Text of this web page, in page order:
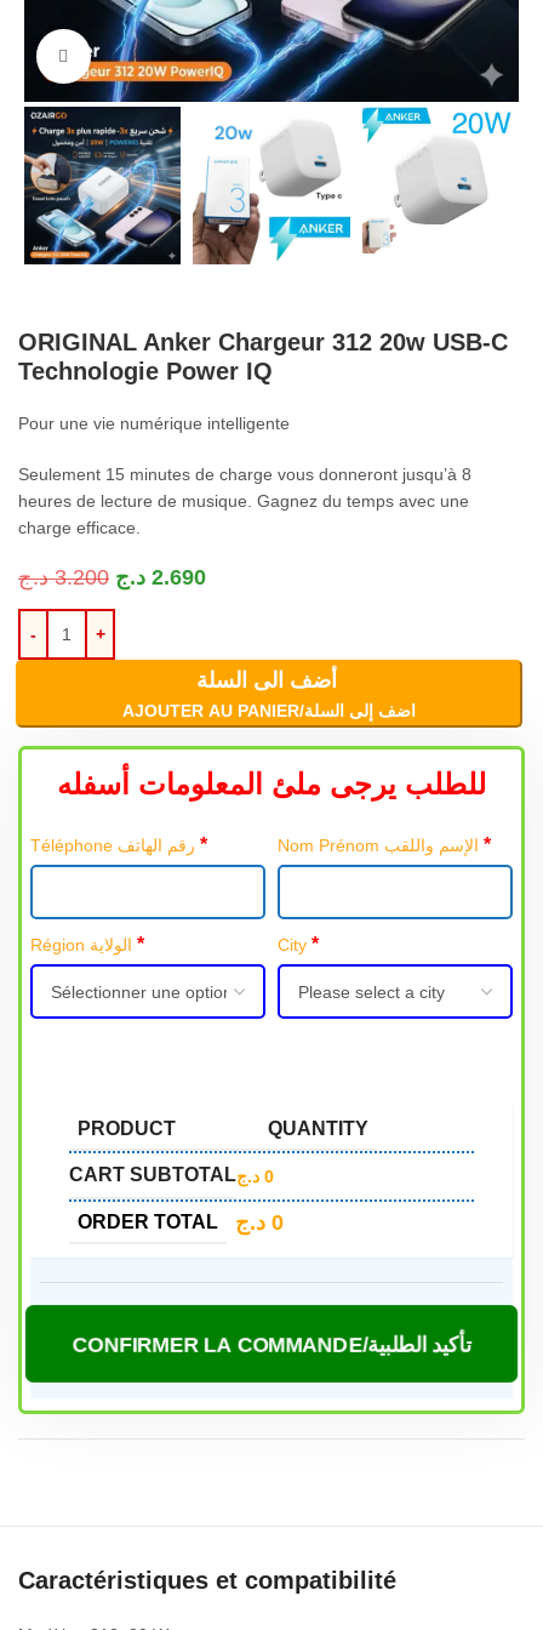
Cliquez pour agrandir
ORIGINAL Anker Chargeur 312 20w USB-C
Technologie Power IQ
Pour une vie numérique intelligente
Seulement 15 minutes de charge vous donneront jusqu’à 8
heures de lecture de musique. Gagnez du temps avec une
charge efficace.
3.200 د.ج 2.690 د.ج
أضف الى السلة
AJOUTER AU PANIER/اضف إلى السلة
للطلب يرجى ملئ المعلومات أسفله
Téléphone رقم الهاتف* *
Région الولاية* City *
PRODUCT QUANTITY
CART SUBTOTAL 0 د.ج
ORDER TOTAL 0 د.ج
CONFIRMER LA COMMANDE/تأكيد الطلبية
Caractéristiques et compatibilité